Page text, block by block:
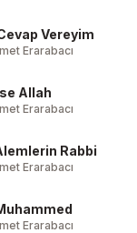
Vereyim
Erarabacı
Allah
Erarabacı
Rabbi
Erarabacı
Erarabacı